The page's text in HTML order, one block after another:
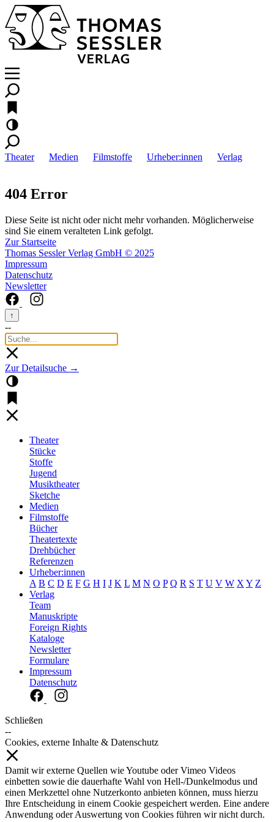
Theater Medien Filmstoffe Urheber:innen Verlag
404 Error
Diese Seite ist nicht oder nicht mehr vorhanden. Möglicherweise
sind Sie einem veralteten Link gefolgt.
Zur Startseite
Thomas Sessler Verlag GmbH © 2025
Impressum
Datenschutz
Newsletter
↑
--
Zur Detailsuche →
Theater
Stücke
Stoffe
Jugend
Musiktheater
Sketche
Medien
Filmstoffe
Bücher
Theatertexte
Drehbücher
Referenzen
Urheber:innen
A B C D E F G H I J K L M N O P Q R S T U V W X Y Z
Verlag
Team
Manuskripte
Foreign Rights
Kataloge
Newsletter
Formulare
Impressum
Datenschutz
Schließen
--
Cookies, externe Inhalte & Datenschutz
Damit wir externe Quellen wie Youtube oder Vimeo Videos
einbetten sowie die dauerhafte Wahl von Hell-/Dunkelmodus und
einen Merkzettel ohne Nutzerkonto anbieten können, muss hierzu
Ihre Entscheidung in einem Cookie gespeichert werden. Eine andere
Anwendung oder Auswertung von Cookies führen wir nicht durch.